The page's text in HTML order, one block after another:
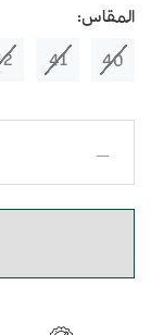
المقاس:
40
41